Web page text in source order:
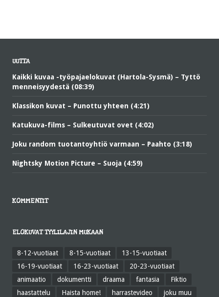
UUTTA
Kaikki kuvaa -työpajaelokuvat (Hartola-Sysmä) – Tyttö
menneisyydestä (08:39)
Klassikon kuvat – Punottu yhteen (4:21)
Katukuva-films – Sulkeutuvat ovet (4:02)
Joku random tuotantoyhtiö varmaan – Paahto (3:18)
Nightsky Motion Picture – Suoja (4:59)
KOMMENTIT
ELOKUVAT TYYLILAJIN MUKAAN
8-12-vuotiaat 8-15-vuotiaat
13-15-vuotiaat
16-19-vuotiaat
16-23-vuotiaat
20-23-vuotiaat
animaatio
dokumentti draama fantasia
Fiktio
haastattelu
Haista home! harrastevideo
joku muu